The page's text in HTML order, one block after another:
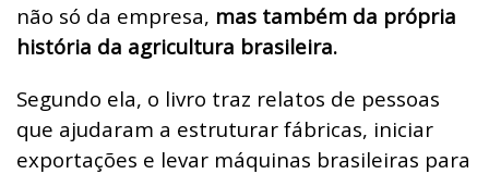
não só da empresa, mas também da própria
história da agricultura brasileira.
Segundo ela, o livro traz relatos de pessoas
que ajudaram a estruturar fábricas, iniciar
exportações e levar máquinas brasileiras para